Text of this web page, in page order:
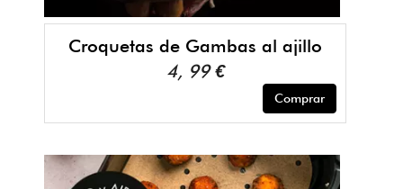
Croquetas de Gambas al ajillo
4, 99 €
Comprar